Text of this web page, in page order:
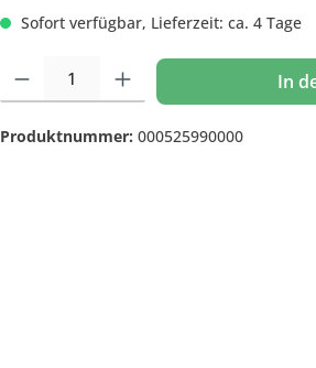
Sofort verfügbar, Lieferzeit: ca. 4 Tage
Produkt Anzahl: Gib den gewünschten Wert ein
In
Produktnummer: 000525990000